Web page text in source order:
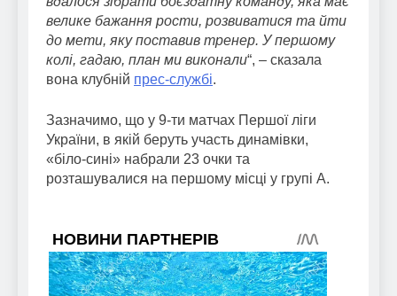
велике бажання рости, розвиватися та йти
до мети, яку поставив тренер. У першому
колі, гадаю, план ми виконали“, – сказала
вона клубній прес-службі.
Зазначимо, що у 9-ти матчах Першої ліги
України, в якій беруть участь динамівки,
«біло-сині» набрали 23 очки та
розташувалися на першому місці у групі А.